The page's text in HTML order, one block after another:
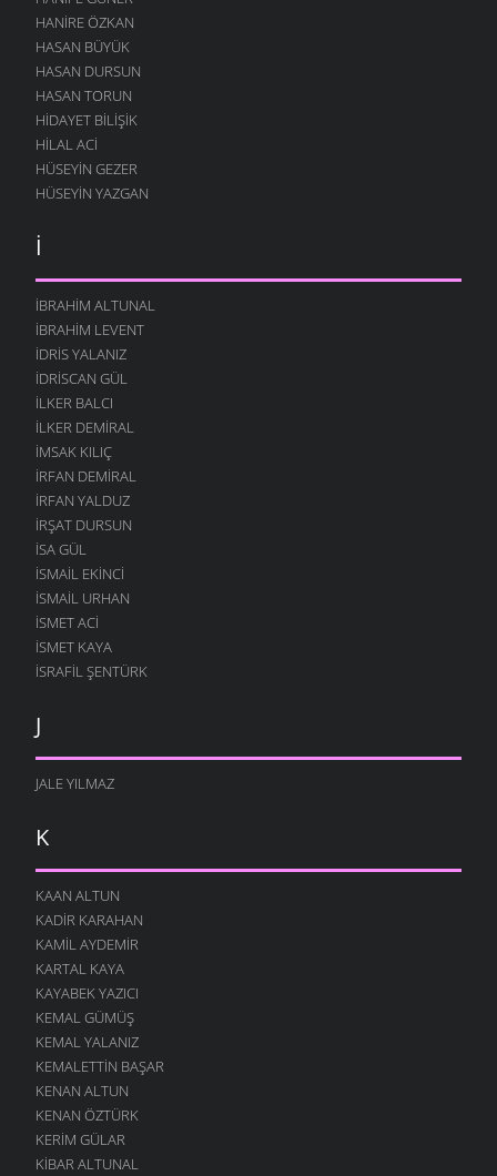
HANIRE ÖZKAN
HASAN BÜYÜK
HASAN DURSUN
HASAN TORUN
HIDAYET BILIŞIK
HILAL ACI
HÜSEYIN GEZER
HÜSEYIN YAZGAN
İ
İBRAHIM ALTUNAL
İBRAHIM LEVENT
İDRIS YALANIZ
IDRISCAN GÜL
İLKER BALCI
İLKER DEMIRAL
İMSAK KILIÇ
İRFAN DEMIRAL
İRFAN YALDUZ
İRŞAT DURSUN
ISA GÜL
ISMAIL EKINCI
İSMAIL URHAN
İSMET ACI
ISMET KAYA
İSRAFIL ŞENTÜRK
J
JALE YILMAZ
K
KAAN ALTUN
KADIR KARAHAN
KAMIL AYDEMIR
KARTAL KAYA
KAYABEK YAZICI
KEMAL GÜMÜŞ
KEMAL YALANIZ
KEMALETTIN BAŞAR
KENAN ALTUN
KENAN ÖZTÜRK
KERIM GÜLAR
KIBAR ALTUNAL